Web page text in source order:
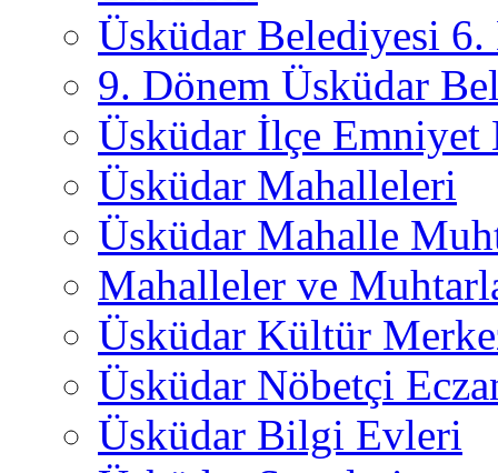
Üsküdar Belediyesi 6.
9. Dönem Üsküdar
Üsküdar İlçe
Üsküdar Mahalleleri
Üsküdar Mahalle
Mahalleler ve
Üsküdar Kültür
Üsküdar Nöbetçi
Üsküdar Bilgi Evleri